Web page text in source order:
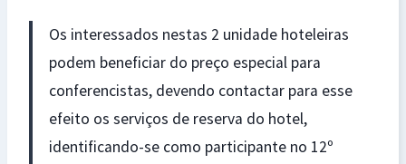
Os interessados nestas 2 unidade hoteleiras
podem beneficiar do preço especial para
conferencistas, devendo contactar para esse
efeito os serviços de reserva do hotel,
identificando-se como participante no 12º